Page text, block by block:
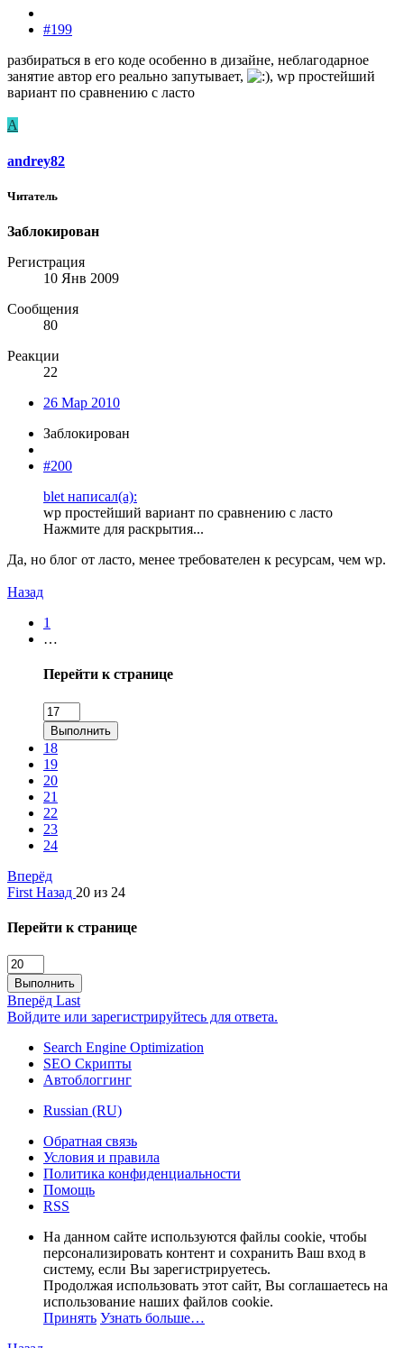
#199
разбираться в его коде особенно в дизайне, неблагодарное
занятие автор его реально запутывает,
, wp простейший
вариант по сравнению с ласто
A
andrey82
Читатель
Заблокирован
Регистрация
10 Янв 2009
Сообщения
80
Реакции
22
26 Мар 2010
Заблокирован
#200
blet написал(а):
wp простейший вариант по сравнению с ласто
Нажмите для раскрытия...
Да, но блог от ласто, менее требователен к ресурсам, чем wp.
Назад
1
…
Перейти к странице
Выполнить
18
19
20
21
22
23
24
Вперёд
First Назад 20 из 24
Перейти к странице
Выполнить
Вперёд Last
Войдите или зарегистрируйтесь для ответа.
Search Engine Optimization
SEO Скрипты
Автоблоггинг
Russian (RU)
Обратная связь
Условия и правила
Политика конфиденциальности
Помощь
RSS
На данном сайте используются файлы cookie, чтобы
персонализировать контент и сохранить Ваш вход в
систему, если Вы зарегистрируетесь.
Продолжая использовать этот сайт, Вы соглашаетесь на
использование наших файлов cookie.
Принять Узнать больше…